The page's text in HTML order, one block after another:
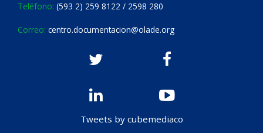
Teléfono: (593 2) 259 8122 / 2598 280
Correo: centro.documentacion@olade.org
Tweets by cubemediaco